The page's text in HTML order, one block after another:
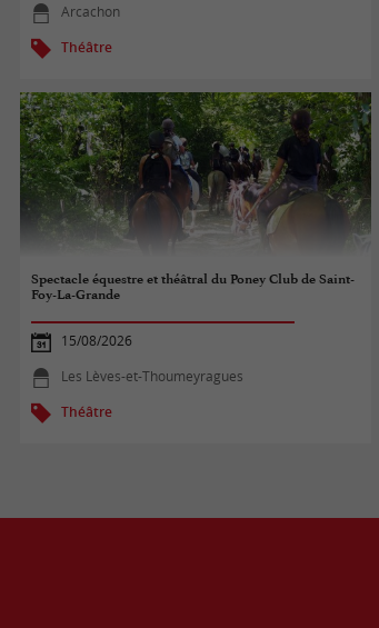
Arcachon
Théâtre
Spectacle équestre et théâtral du Poney Club de Saint-
Foy-La-Grande
15/08/2026
Les Lèves-et-Thoumeyragues
Théâtre